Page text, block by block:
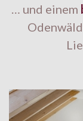
… und einem